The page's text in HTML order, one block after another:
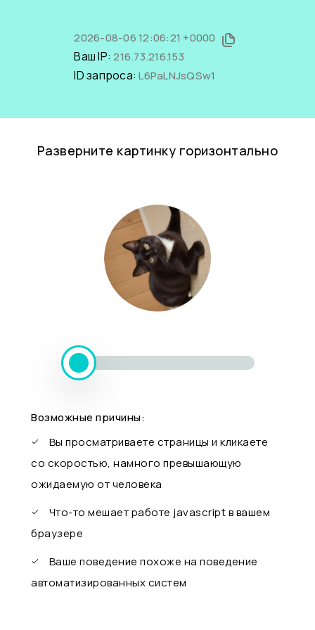
2026-08-06 12:06:21 +0000
Ваш IP:216.73.216.153
ID запроса:L6PaLNJsQSw1
Разверните картинку горизонтально
Возможные причины:
Вы просматриваете страницы и кликаете
со скоростью, намного превышающую
ожидаемую от человека
Что-то мешает работе javascript в вашем
браузере
Ваше поведение похоже на поведение
автоматизированных систем